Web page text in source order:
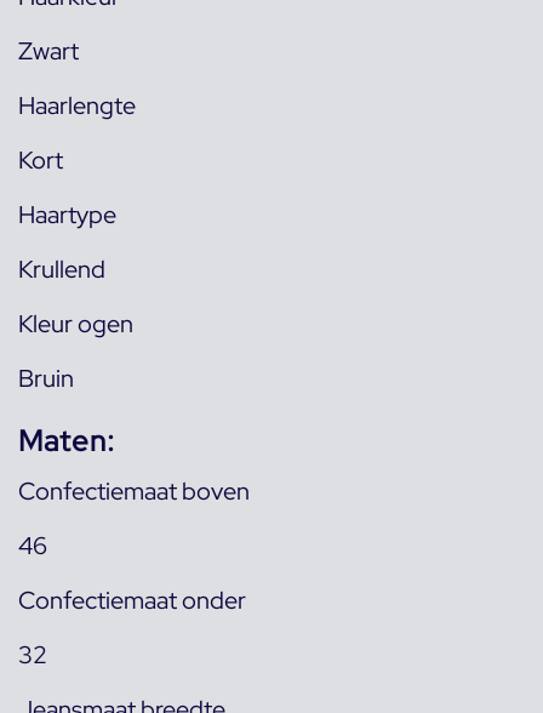
Zwart
Haarlengte
Kort
Haartype
Krullend
Kleur ogen
Bruin
Maten:
Confectiemaat boven
46
Confectiemaat onder
32